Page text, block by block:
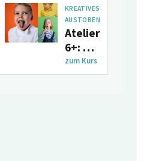
KREATIVES
AUSTOBEN
Atelier
6+: Die
Magie
der
zum Kurs